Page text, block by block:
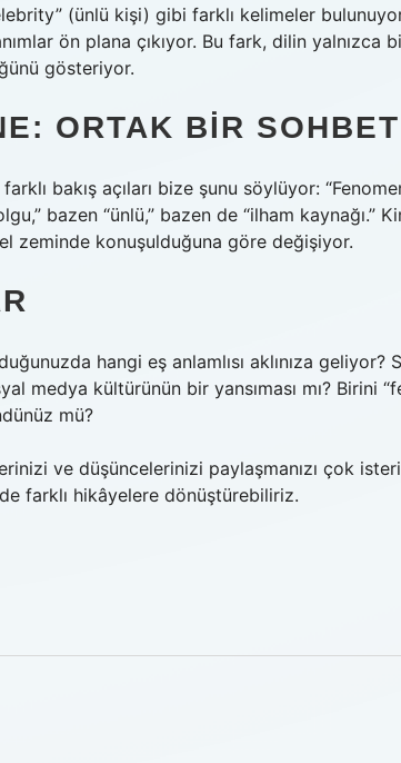
(ünlü kişi) gibi farklı kelimeler
ön plana çıkıyor. Bu fark, dilin yalnızca
gösteriyor.
ORTAK BIR SOHBET
bakış açıları bize şunu söylüyor:
bazen “ünlü,” bazen de “ilham kaynağı.”
zeminde konuşulduğuna göre değişiyor.
hangi eş anlamlısı aklınıza
medya kültürünün bir yansıması mı? Birini
mü?
ve düşüncelerinizi paylaşmanızı çok
farklı hikâyelere dönüştürebiliriz.